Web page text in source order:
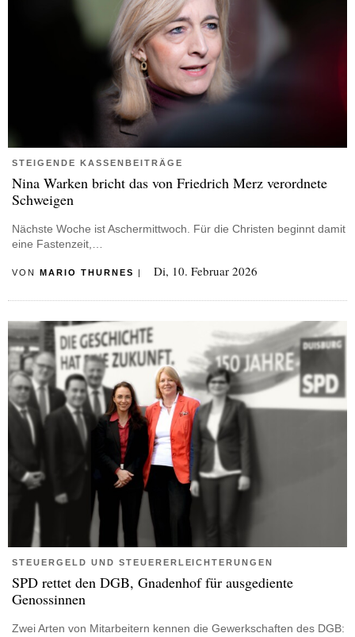
STEIGENDE KASSENBEITRÄGE
Nina Warken bricht das von Friedrich Merz verordnete
Schweigen
Nächste Woche ist Aschermittwoch. Für die Christen beginnt damit
eine Fastenzeit,…
VON MARIO THURNES | Di, 10. Februar 2026
STEUERGELD UND STEUERERLEICHTERUNGEN
SPD rettet den DGB, Gnadenhof für ausgediente
Genossinnen
Zwei Arten von Mitarbeitern kennen die Gewerkschaften des DGB: